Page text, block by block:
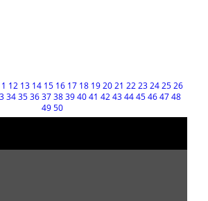
12 13 14 15 16 17 18 192021 2223242526
34 35 36 37 38 39 40 41 42 43 44 45 46 47 48
49 50